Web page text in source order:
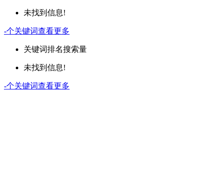
未找到信息!
-个关键词查看更多
关键词排名搜索量
未找到信息!
-个关键词查看更多